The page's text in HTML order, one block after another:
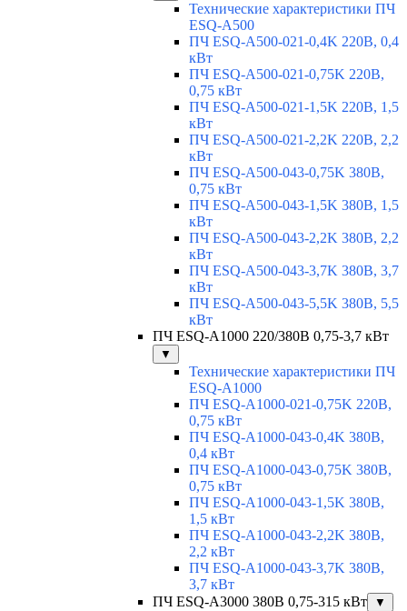
Технические характеристики ПЧ
ESQ-A500
ПЧ ESQ-A500-021-0,4K 220В, 0,4
кВт
ПЧ ESQ-A500-021-0,75K 220В,
0,75 кВт
ПЧ ESQ-A500-021-1,5K 220В, 1,5
кВт
ПЧ ESQ-A500-021-2,2K 220В, 2,2
кВт
ПЧ ESQ-A500-043-0,75K 380В,
0,75 кВт
ПЧ ESQ-A500-043-1,5K 380В, 1,5
кВт
ПЧ ESQ-A500-043-2,2K 380В, 2,2
кВт
ПЧ ESQ-A500-043-3,7K 380В, 3,7
кВт
ПЧ ESQ-A500-043-5,5K 380В, 5,5
кВт
ПЧ ESQ-A1000 220/380В 0,75-3,7 кВт
▼
Технические характеристики ПЧ
ESQ-A1000
ПЧ ESQ-A1000-021-0,75K 220В,
0,75 кВт
ПЧ ESQ-A1000-043-0,4K 380В,
0,4 кВт
ПЧ ESQ-A1000-043-0,75K 380В,
0,75 кВт
ПЧ ESQ-A1000-043-1,5K 380В,
1,5 кВт
ПЧ ESQ-A1000-043-2,2K 380В,
2,2 кВт
ПЧ ESQ-A1000-043-3,7K 380В,
3,7 кВт
ПЧ ESQ-A3000 380В 0,75-315 кВт
▼